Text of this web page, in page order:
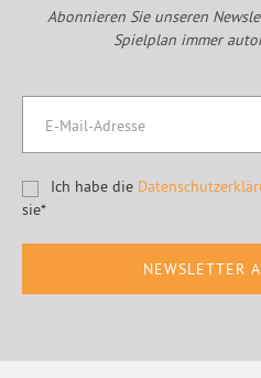
Abonnieren Sie unseren
Spielplan immer
Ich habe die
sie*